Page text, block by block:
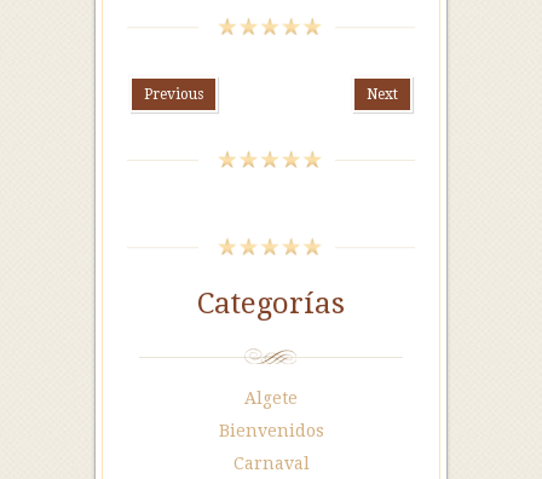
Previous Next
Categorías
Algete
Bienvenidos
Carnaval